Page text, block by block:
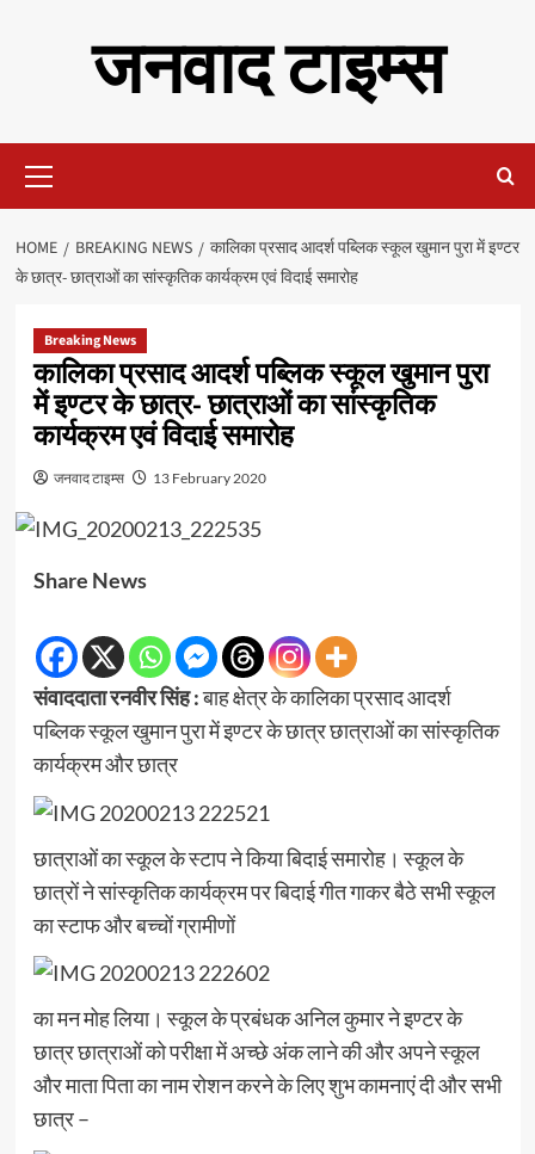
जनवाद टाइम्स
Menu
HOME BREAKING NEWS
कालिका प्रसाद आदर्श पब्लिक स्कूल खुमान पुरा में इण्टर
के छात्र- छात्राओं का सांस्कृतिक कार्यक्रम एवं विदाई समारोह
Breaking News
कालिका प्रसाद आदर्श पब्लिक स्कूल खुमान पुरा
में इण्टर के छात्र- छात्राओं का सांस्कृतिक
कार्यक्रम एवं विदाई समारोह
जनवाद टाइम्स 13 February 2020
Share News
संवाददाता रनवीर सिंह :बाह क्षेत्र के कालिका प्रसाद आदर्श
पब्लिक स्कूल खुमान पुरा में इण्टर के छात्र छात्राओं का सांस्कृतिक
कार्यक्रम और छात्र
छात्राओं का स्कूल के स्टाप ने किया बिदाई समारोह। स्कूल के
छात्रों ने सांस्कृतिक कार्यक्रम पर बिदाई गीत गाकर बैठे सभी स्कूल
का स्टाफ और बच्चों ग्रामीणों
का मन मोह लिया। स्कूल के प्रबंधक अनिल कुमार ने इण्टर के
छात्र छात्राओं को परीक्षा में अच्छे अंक लाने की और अपने स्कूल
और माता पिता का नाम रोशन करने के लिए शुभ कामनाएं दी और सभी
छात्र –